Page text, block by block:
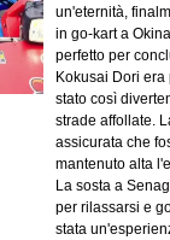
un'eternità,
in go-kart a
perfetto per
Kokusai Dori
stato così
strade affollate.
assicurata che
mantenuto alta
La sosta a
per rilassarsi e
stata